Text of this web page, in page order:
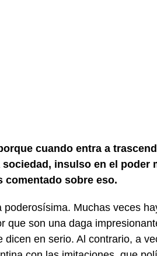
cuando entra a
insulso en el poder
comentado sobre eso.
Muchas veces
que son una daga
dicen en serio. Al contrario, a